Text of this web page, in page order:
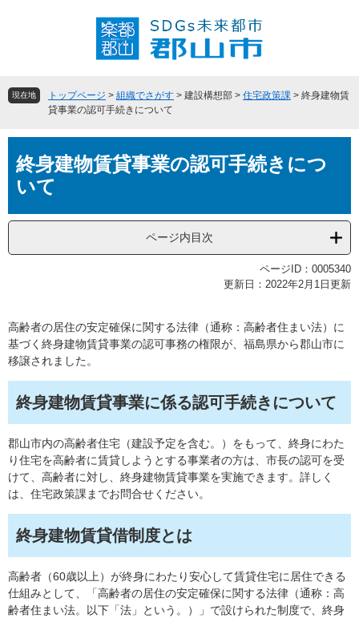
頭
飛現在地 トップページ > 組織でさがす > 建設構想部 > 住宅政策課 > 終身建物賃
貸事業の認可手続きについて
文終身建物賃貸事業の認可手続きにつ
いて
ページ内目次
ページID：0005340
更新日：2022年2月1日更新
高齢者の居住の安定確保に関する法律（通称：高齢者住まい法）に
基づく終身建物賃貸事業の認可事務の権限が、福島県から郡山市に
移譲されました。
終身建物賃貸事業に係る認可手続きについて
郡山市内の高齢者住宅（建設予定を含む。）をもって、終身にわた
り住宅を高齢者に賃貸しようとする事業者の方は、市長の認可を受
けて、高齢者に対し、終身建物賃貸事業を実施できます。詳しく
は、住宅政策課までお問合せください。
終身建物賃貸借制度とは
高齢者（60歳以上）が終身にわたり安心して賃貸住宅に居住できる
仕組みとして、「高齢者の居住の安定確保に関する法律（通称：高
齢者住まい法。以下「法」という。）」で設けられた制度で、終身